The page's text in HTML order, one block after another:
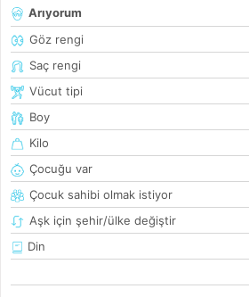
Arıyorum
Göz rengi
Saç rengi
Vücut tipi
Boy
Kilo
Çocuğu var
Çocuk sahibi olmak istiyor
Aşk için şehir/ülke değiştir
Din